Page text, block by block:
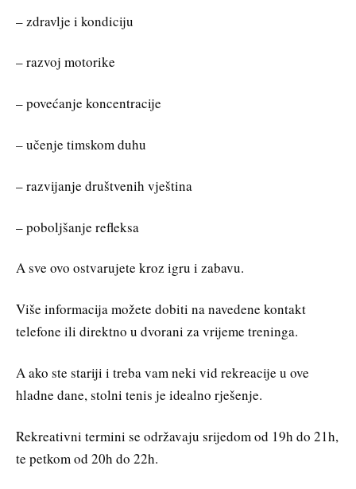
– zdravlje i kondiciju
– razvoj motorike
– povećanje koncentracije
– učenje timskom duhu
– razvijanje društvenih vještina
– poboljšanje refleksa
A sve ovo ostvarujete kroz igru i zabavu.
Više informacija možete dobiti na navedene kontakt
telefone ili direktno u dvorani za vrijeme treninga.
A ako ste stariji i treba vam neki vid rekreacije u ove
hladne dane, stolni tenis je idealno rješenje.
Rekreativni termini se održavaju srijedom od 19h do 21h,
te petkom od 20h do 22h.